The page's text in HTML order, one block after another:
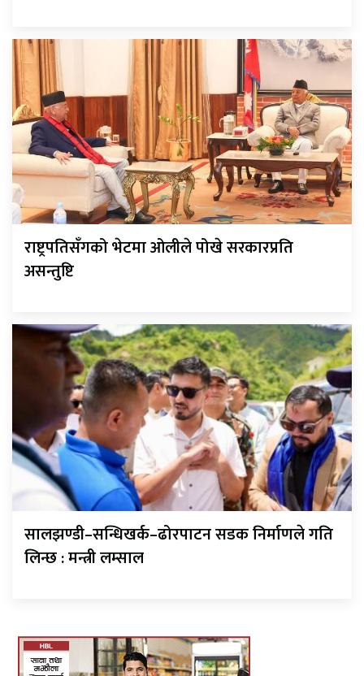
राष्ट्रपतिसँगको भेटमा ओलीले पोखे सरकारप्रति
असन्तुष्टि
सालझण्डी–सन्धिखर्क–ढोरपाटन सडक निर्माणले गति
लिन्छ : मन्त्री लम्साल